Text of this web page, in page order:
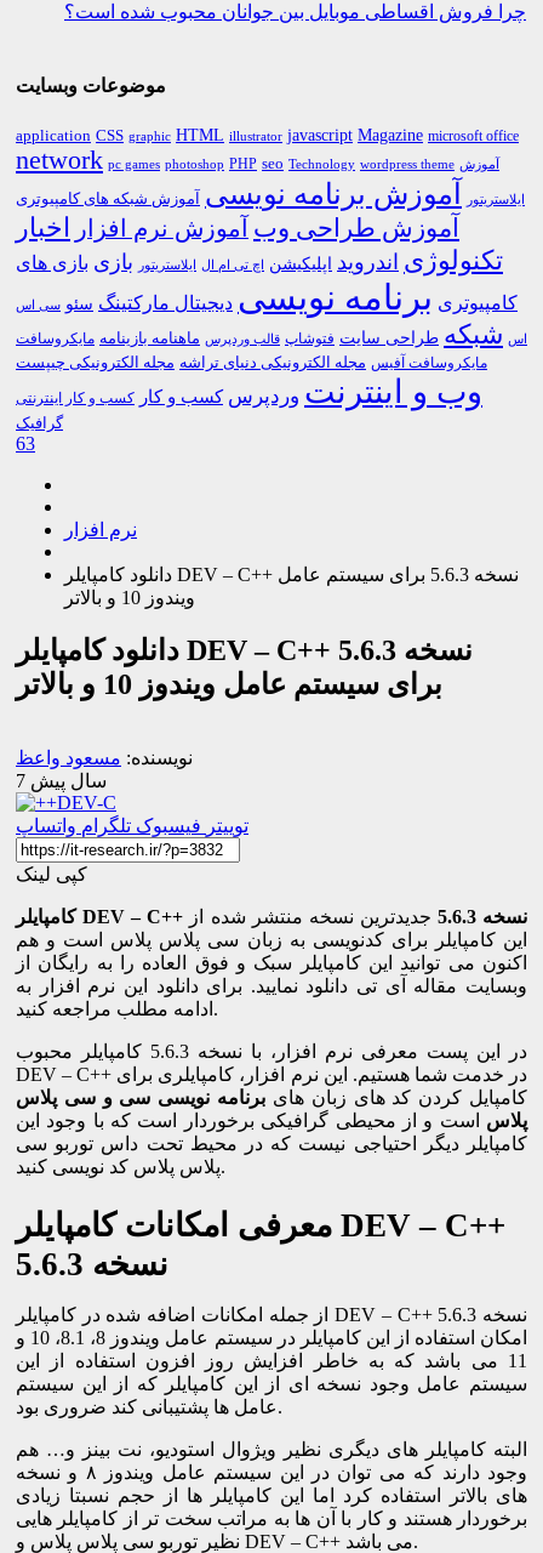
چرا فروش اقساطی موبایل بین جوانان محبوب شده است؟
موضوعات وبسایت
application CSS graphic HTML illustrator javascript Magazine microsoft office
network pc games photoshop PHP seo Technology wordpress theme آموزش
ایلاستریتور آموزش برنامه نویسی آموزش شبکه های کامپیوتری
آموزش طراحی وب آموزش نرم افزار اخبار
تکنولوژی اندروید اپلیکیشن اچ تی ام ال ایلاستریتور بازی بازی های
کامپیوتری برنامه نویسی دیجیتال مارکتینگ سئو سی اس
اس شبکه طراحی سایت فتوشاپ قالب وردپرس ماهنامه بازینامه مایکروسافت
مایکروسافت آفیس مجله الکترونیکی دنیای تراشه مجله الکترونیکی چیپست
وب و اینترنت وردپرس کسب و کار کسب و کار اینترنتی
گرافیک
63
نرم افزار
دانلود کامپایلر DEV – C++ نسخه 5.6.3 برای سیستم عامل
ویندوز 10 و بالاتر
دانلود کامپایلر DEV – C++ نسخه 5.6.3
برای سیستم عامل ویندوز 10 و بالاتر
نویسنده: مسعود واعظ
7 سال پیش
توییتر فیسبوک تلگرام واتساپ
کپی لینک
کامپایلر DEV – C++ نسخه 5.6.3
جدیدترین نسخه منتشر شده از
این کامپایلر برای کدنویسی به زبان سی پلاس پلاس است و هم
اکنون می توانید این کامپایلر سبک و فوق العاده را به رایگان از
وبسایت مقاله آی تی دانلود نمایید. برای دانلود این نرم افزار به
ادامه مطلب مراجعه کنید.
در این پست معرفی نرم افزار، با نسخه 5.6.3 کامپایلر محبوب
DEV – C++ در خدمت شما هستیم. این نرم افزار، کامپایلری برای
کامپایل کردن کد های زبان های برنامه نویسی سی و سی پلاس
پلاس است و از محیطی گرافیکی برخوردار است که با وجود این
کامپایلر دیگر احتیاجی نیست که در محیط تحت داس توربو سی
پلاس پلاس کد نویسی کنید.
معرفی امکانات کامپایلر DEV – C++
نسخه 5.6.3
از جمله امکانات اضافه شده در کامپایلر DEV – C++ نسخه 5.6.3
امکان استفاده از این کامپایلر در سیستم عامل ویندوز 8، 8.1، 10 و
11 می باشد که به خاطر افزایش روز افزون استفاده از این
سیستم عامل وجود نسخه ای از این کامپایلر که از این سیستم
عامل ها پشتیبانی کند ضروری بود.
البته کامپایلر های دیگری نظیر ویژوال استودیو، نت بینز و… هم
وجود دارند که می توان در این سیستم عامل ویندوز ۸ و نسخه
های بالاتر استفاده کرد اما این کامپایلر ها از حجم نسبتا زیادی
برخوردار هستند و کار با آن ها به مراتب سخت تر از کامپایلر هایی
نظیر توربو سی پلاس پلاس و DEV – C++ می باشد.